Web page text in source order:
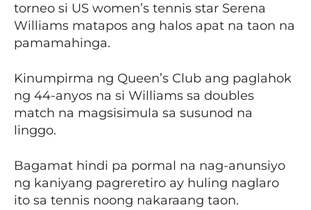
torneo si US women’s tennis star Serena
Williams matapos ang halos apat na taon na
pamamahinga.
Kinumpirma ng Queen’s Club ang paglahok
ng 44-anyos na si Williams sa doubles
match na magsisimula sa susunod na
linggo.
Bagamat hindi pa pormal na nag-anunsiyo
ng kaniyang pagreretiro ay huling naglaro
ito sa tennis noong nakaraang taon.